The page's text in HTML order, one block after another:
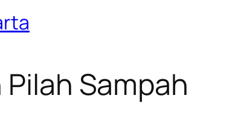
Sampah